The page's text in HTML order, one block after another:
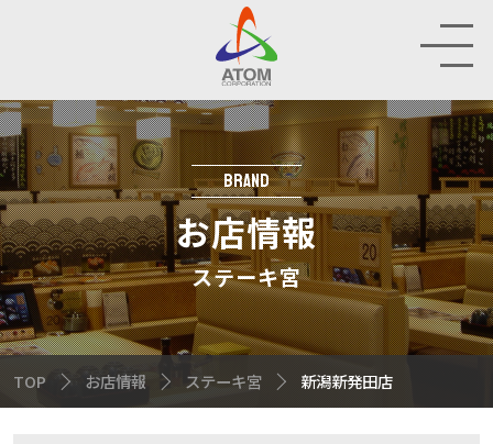
店
情
報
IR
BRAND
お店情報
ステーキ宮
TOP お店情報 ステーキ宮 新潟新発田店